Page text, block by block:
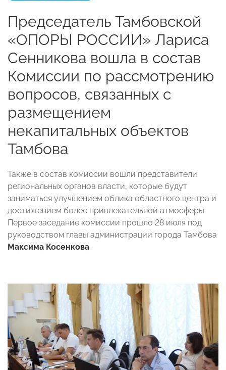
Председатель Тамбовской
«ОПОРЫ РОССИИ» Лариса
Сенникова вошла в состав
Комиссии по рассмотрению
вопросов, связанных с
размещением
некапитальных объектов
Тамбова
Также в состав комиссии вошли представители
региональных органов власти, которые будут
заниматься улучшением облика областного центра и
достижением более привлекательной атмосферы.
Первое заседание комиссии прошло 28 июля под
руководством главы администрации города Тамбова
Максима Косенкова.